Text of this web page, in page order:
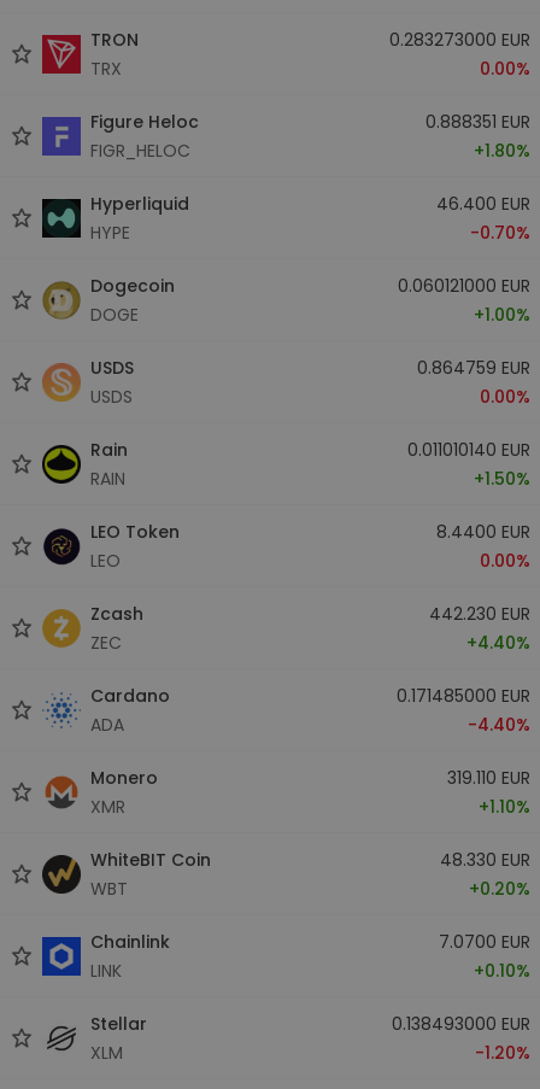
TRON
TRX
0.283273000 EUR
0.00%
Figure Heloc
FIGR_HELOC
0.888351 EUR
+1.80%
Hyperliquid
HYPE
46.400 EUR
-0.70%
Dogecoin
DOGE
0.060121000 EUR
+1.00%
USDS
USDS
0.864759 EUR
0.00%
Rain
RAIN
0.011010140 EUR
+1.50%
LEO Token
LEO
8.4400 EUR
0.00%
Zcash
ZEC
442.230 EUR
+4.40%
Cardano
ADA
0.171485000 EUR
-4.40%
Monero
XMR
319.110 EUR
+1.10%
WhiteBIT Coin
WBT
48.330 EUR
+0.20%
Chainlink
LINK
7.0700 EUR
+0.10%
Stellar
XLM
0.138493000 EUR
-1.20%